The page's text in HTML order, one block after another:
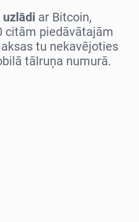
uzlādi ar Bitcoin,
citām piedāvātajām
tu nekavējoties
tālruņa numurā.